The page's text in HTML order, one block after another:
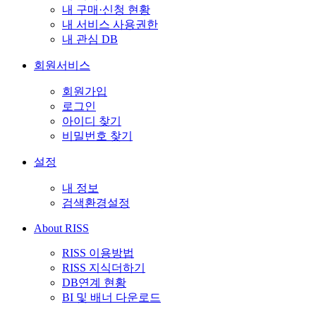
내 구매·신청 현황
내 서비스 사용권한
내 관심 DB
회원서비스
회원가입
로그인
아이디 찾기
비밀번호 찾기
설정
내 정보
검색환경설정
About RISS
RISS 이용방법
RISS 지식더하기
DB연계 현황
BI 및 배너 다운로드